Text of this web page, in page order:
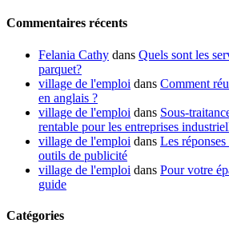
Commentaires récents
Felania Cathy dans Quels sont les
parquet?
village de l'emploi dans Comment
en anglais ?
village de l'emploi dans Sous-
rentable pour les entreprises
village de l'emploi dans Les
outils de publicité
village de l'emploi dans Pour votre
guide
Catégories